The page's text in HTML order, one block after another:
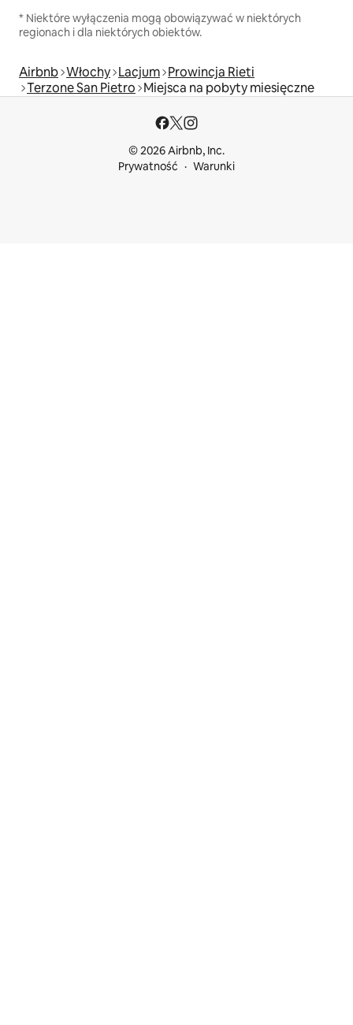
* Niektóre wyłączenia mogą obowiązywać w niektórych
regionach i dla niektórych obiektów.
Airbnb Włochy Lacjum Prowincja Rieti
Terzone San Pietro Miejsca na pobyty miesięczne
© 2026 Airbnb, Inc.
Prywatność
Warunki